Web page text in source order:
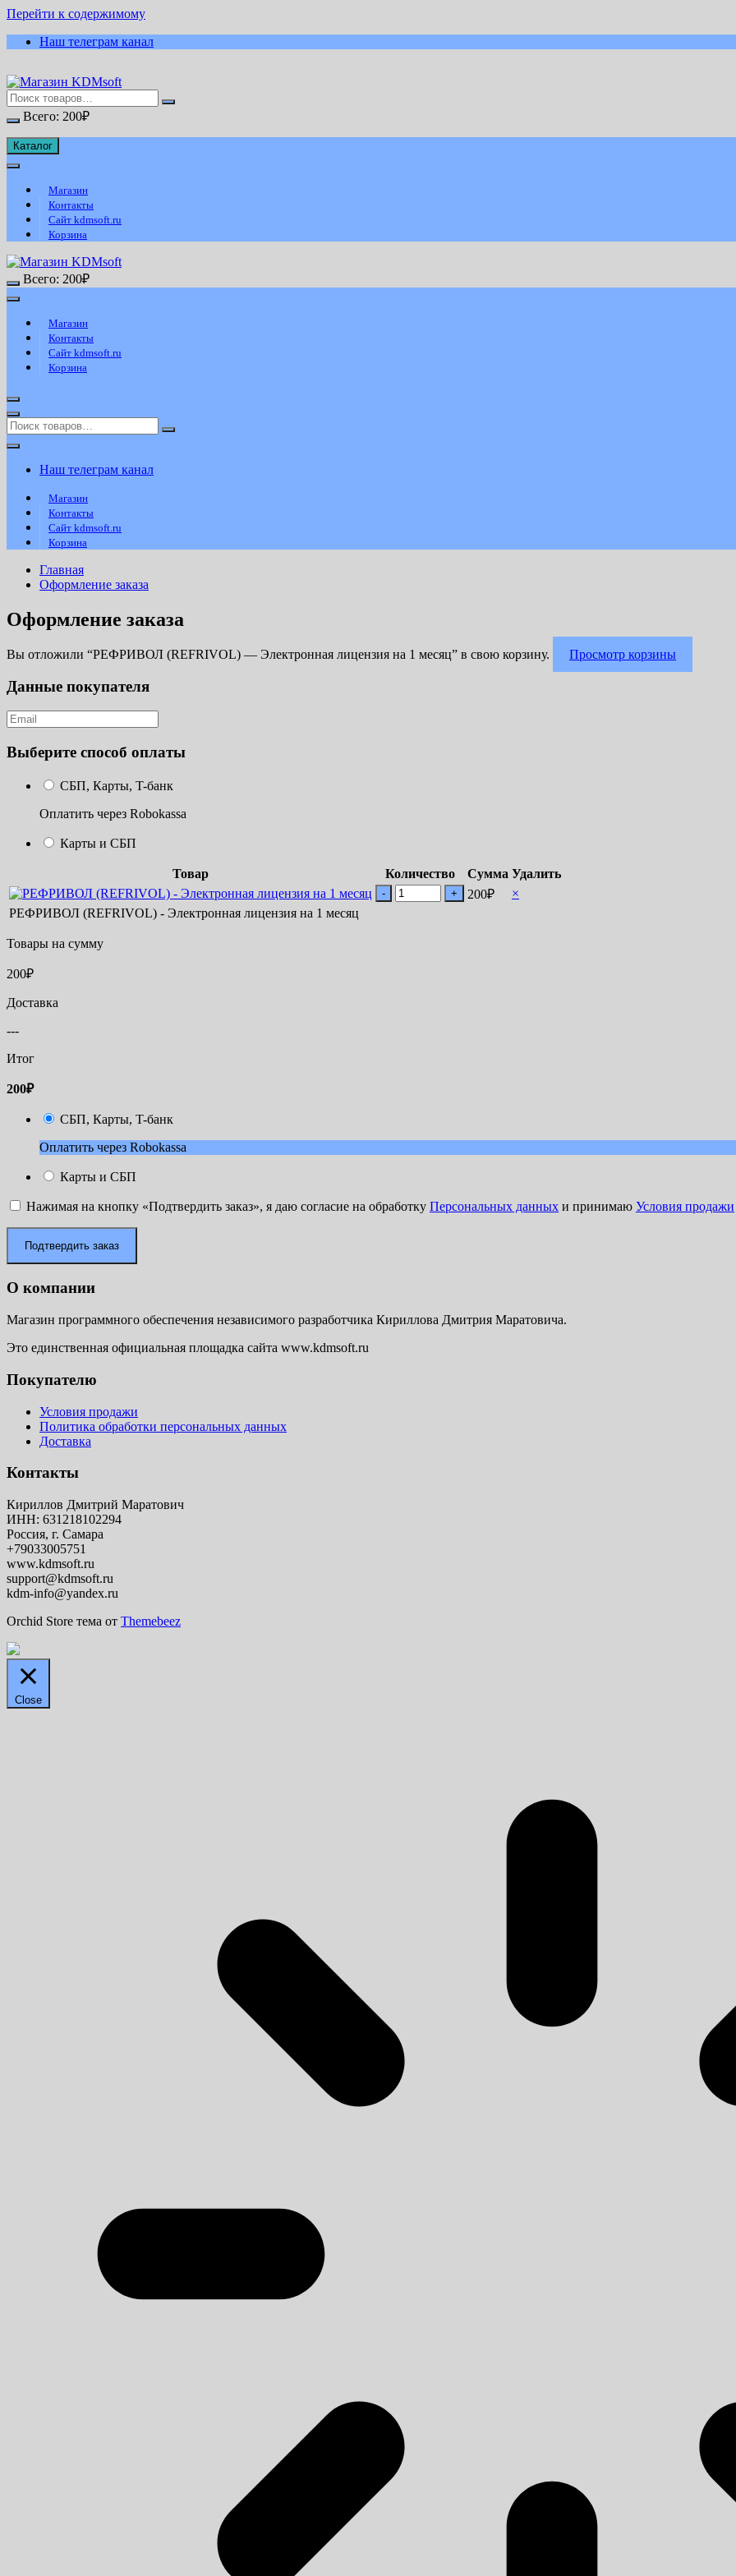
Перейти к содержимому
Наш телеграм канал
Всего: 200₽
Каталог
Магазин
Контакты
Сайт kdmsoft.ru
Корзина
Всего: 200₽
Магазин
Контакты
Сайт kdmsoft.ru
Корзина
Наш телеграм канал
Магазин
Контакты
Сайт kdmsoft.ru
Корзина
Главная
Оформление заказа
Оформление заказа
Вы отложили “РЕФРИВОЛ (REFRIVOL) — Электронная лицензия на 1 месяц” в свою корзину. Просмотр корзины
Данные покупателя
Выберите способ оплаты
СБП, Карты, T-банк
Оплатить через Robokassa
Карты и СБП
Товар Количество Сумма Удалить
- + 200₽
×
РЕФРИВОЛ (REFRIVOL) - Электронная лицензия на 1 месяц
Товары на сумму
200₽
Доставка
---
Итог
200₽
СБП, Карты, T-банк
Оплатить через Robokassa
Карты и СБП
Нажимая на кнопку «Подтвердить заказ», я даю согласие на обработку Персональных данных и принимаю Условия продажи
Подтвердить заказ
О компании
Магазин программного обеспечения независимого разработчика Кириллова Дмитрия Маратовича.
Это единственная официальная площадка сайта www.kdmsoft.ru
Покупателю
Условия продажи
Политика обработки персональных данных
Доставка
Контакты
Кириллов Дмитрий Маратович
ИНН: 631218102294
Россия, г. Самара
+79033005751
www.kdmsoft.ru
support@kdmsoft.ru
kdm-info@yandex.ru
Orchid Store тема от Themebeez
Close